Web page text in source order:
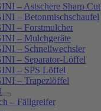
– Astschere Sharp Cut
– Betonmischschaufel
– Forstmulcher
– Mulchgeräte
– Schnellwechsler
– Separator-Löffel
– SPS Löffel
– Trapezlöffel
– Fällgreifer